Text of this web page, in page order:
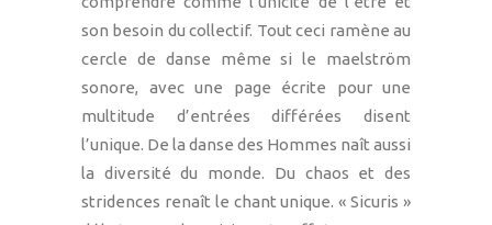
son besoin du collectif. Tout ceci ramène au
cercle de danse même si le maelström
sonore, avec une page écrite pour une
multitude d’entrées différées disent
l’unique. De la danse des Hommes naît aussi
la diversité du monde. Du chaos et des
stridences renaît le chant unique. « Sicuris »